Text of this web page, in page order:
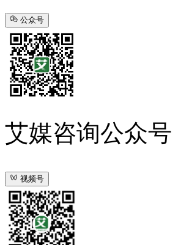
公众号
艾媒咨询公众号
视频号